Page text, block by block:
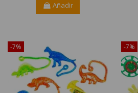
Añadir
-7%
-7%